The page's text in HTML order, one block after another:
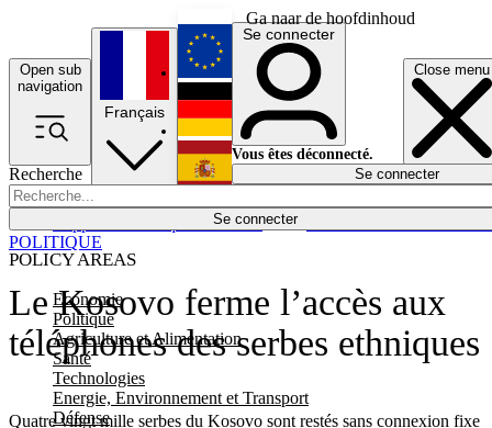
Ga naar de hoofdinhoud
Open sub
navigation
Close menu
Recherche
Se connecter
POLICY AREAS
Economie
Politique
Agriculture et Alimentation
Santé
Technologies
Energie, Environnement et Transport
Défense
Économie
Français
English
Deutsch
Español
Se connecter
Vous êtes déconnecté.
Se connecter
Le Kosovo ferme l’accès aux
téléphones des serbes ethniques
Quatre vingt mille serbes du Kosovo sont restés sans connexion fixe
POLITIQUE